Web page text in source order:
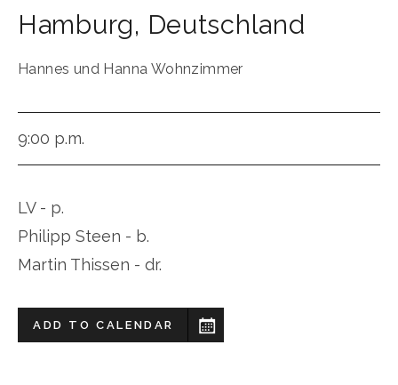
Hamburg, Deutschland
Hannes und Hanna Wohnzimmer
9:00 p.m.
LV - p.
Philipp Steen - b.
Martin Thissen - dr.
ADD TO CALENDAR